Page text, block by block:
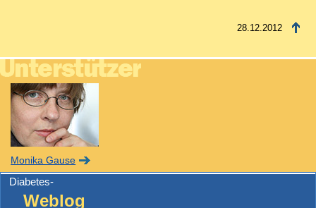
28.12.2012
Monika Gause
Diabetes-
Weblog